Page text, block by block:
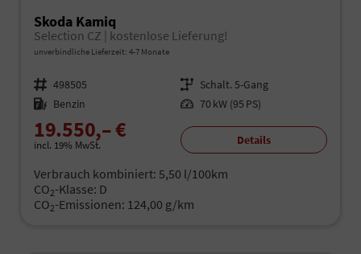
Skoda Kamiq
Selection CZ | kostenlose Lieferung!
unverbindliche Lieferzeit: 4-7 Monate
Fahrzeugnr. 498505 Getriebe Schalt. 5-Gang
Kraftstoff Benzin Leistung 70 kW (95 PS)
19.550,– €
incl. 19% MwSt. Details
Verbrauch kombiniert: 5,50 l/100km
CO2-Klasse: D
CO2-Emissionen: 124,00 g/km